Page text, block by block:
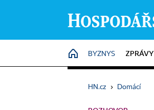
HOME
BYZNYS ZPRÁVY
HN.cz › Domácí